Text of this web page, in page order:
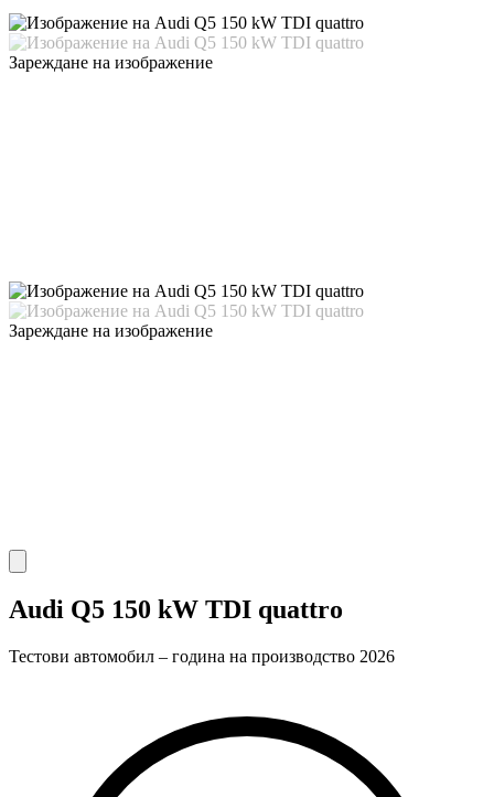
Зареждане на изображение
Зареждане на изображение
Audi Q5 150 kW TDI quattro
Тестови автомобил – година на производство 2026